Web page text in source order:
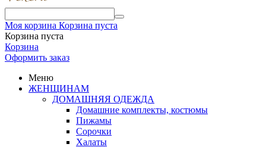
Моя корзина Корзина пуста
Корзина пуста
Корзина
Оформить заказ
Меню
ЖЕНЩИНАМ
ДОМАШНЯЯ ОДЕЖДА
Домашние комплекты, костюмы
Пижамы
Сорочки
Халаты